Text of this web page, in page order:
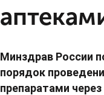
Минздрав России
порядок
препаратами